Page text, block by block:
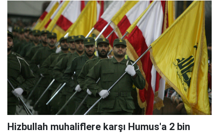
Hizbullah muhaliflere karşı Humus'a 2 bin